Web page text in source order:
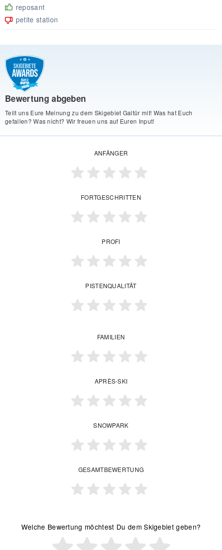
reposant
petite station
Bewertung abgeben
Teilt uns Eure Meinung zu dem Skigebiet Galtür mit! Was hat Euch
gefallen? Was nicht? Wir freuen uns auf Euren Input!
ANFÄNGER
FORTGESCHRITTEN
PROFI
PISTENQUALITÄT
FAMILIEN
APRÈS-SKI
SNOWPARK
GESAMTBEWERTUNG
Welche Bewertung möchtest Du dem Skigebiet geben?